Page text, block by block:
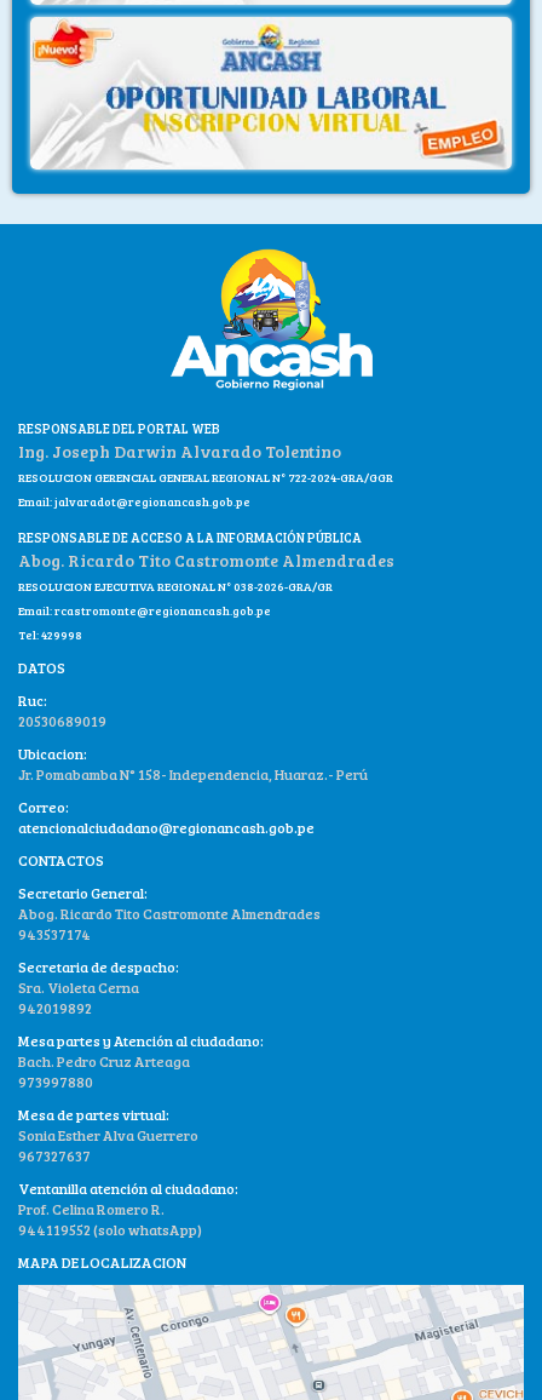
RESPONSABLE DEL PORTAL WEB
Ing. Joseph Darwin Alvarado Tolentino
RESOLUCION GERENCIAL GENERAL REGIONAL N° 722-2024-GRA/GGR
Email:jalvaradot@regionancash.gob.pe
RESPONSABLE DE ACCESO A LA INFORMACIÓN PÚBLICA
Abog. Ricardo Tito Castromonte Almendrades
RESOLUCION EJECUTIVA REGIONAL N° 038-2026-GRA/GR
Email:rcastromonte@regionancash.gob.pe
Tel: 429998
DATOS
Ruc:
20530689019
Ubicacion:
Jr. Pomabamba N° 158- Independencia, Huaraz.- Perú
Correo:
atencionalciudadano@regionancash.gob.pe
CONTACTOS
Secretario General:
Abog. Ricardo Tito Castromonte Almendrades
943537174
Secretaria de despacho:
Sra. Violeta Cerna
942019892
Mesa partes y Atención al ciudadano:
Bach. Pedro Cruz Arteaga
973997880
Mesa de partes virtual:
Sonia Esther Alva Guerrero
967327637
Ventanilla atención al ciudadano:
Prof. Celina Romero R.
944119552 (solo whatsApp)
MAPA DE LOCALIZACION